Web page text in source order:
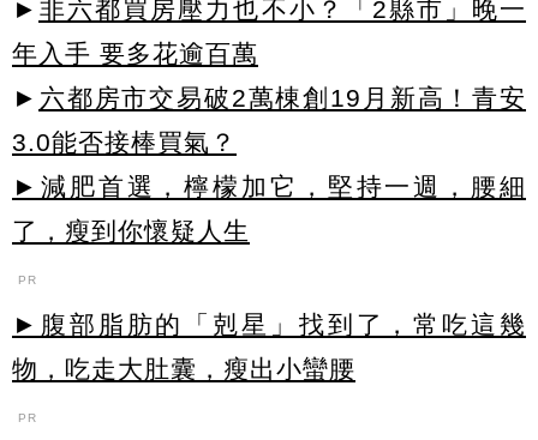
► 非六都買房壓力也不小？「2縣市」晚一
年入手 要多花逾百萬
► 六都房市交易破2萬棟創19月新高！青安
3.0能否接棒買氣？
►減肥首選，檸檬加它，堅持一週，腰細
了，瘦到你懷疑人生
PR
►腹部脂肪的「剋星」找到了，常吃這幾
物，吃走大肚囊，瘦出小蠻腰
PR